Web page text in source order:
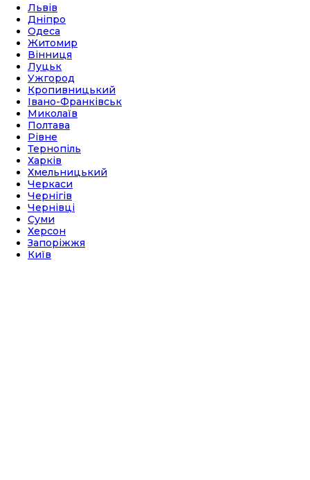
Львів
Дніпро
Одеса
Житомир
Вінниця
Луцьк
Ужгород
Кропивницький
Івано-Франківськ
Миколаїв
Полтава
Рівне
Тернопіль
Харків
Хмельницький
Черкаси
Чернігів
Чернівці
Суми
Херсон
Запоріжжя
Київ